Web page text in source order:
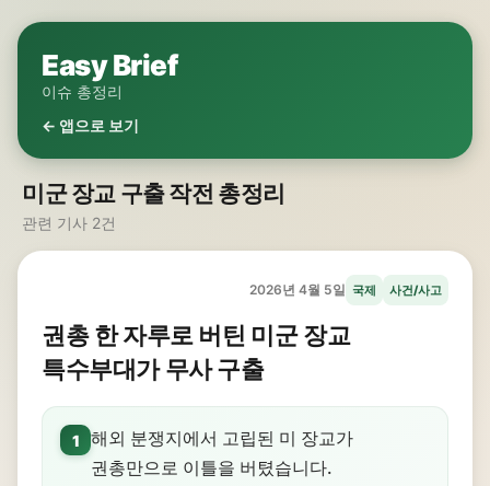
Easy Brief
이슈 총정리
← 앱으로 보기
미군 장교 구출 작전 총정리
관련 기사 2건
2026년 4월 5일 국제 사건/사고
권총 한 자루로 버틴 미군 장교
특수부대가 무사 구출
1
해외 분쟁지에서 고립된 미 장교가
권총만으로 이틀을 버텼습니다.